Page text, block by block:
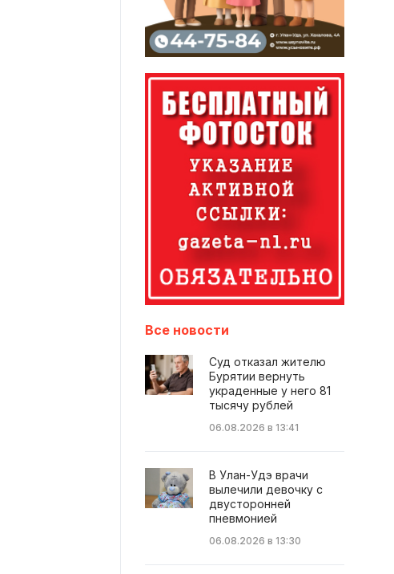
Все новости
Суд отказал жителю
Бурятии вернуть
украденные у него 81
тысячу рублей
06.08.2026 в 13:41
В Улан-Удэ врачи
вылечили девочку с
двусторонней
пневмонией
06.08.2026 в 13:30